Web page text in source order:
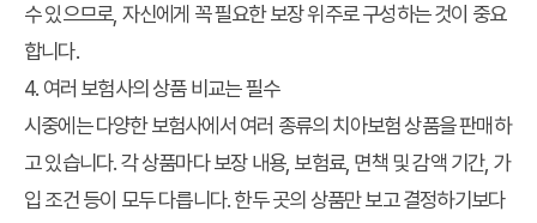
수 있으므로, 자신에게 꼭 필요한 보장 위주로 구성하는 것이 중요
합니다.
4. 여러 보험사의 상품 비교는 필수
시중에는 다양한 보험사에서 여러 종류의 치아보험 상품을 판매하
고 있습니다. 각 상품마다 보장 내용, 보험료, 면책 및 감액 기간, 가
입 조건 등이 모두 다릅니다. 한두 곳의 상품만 보고 결정하기보다